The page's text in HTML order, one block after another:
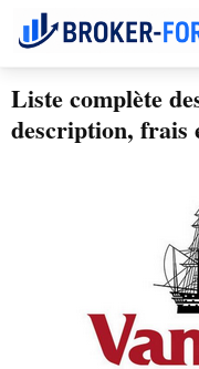
Liste complète
description, frais